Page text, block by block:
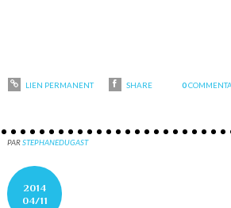
LIEN PERMANENT SHARE 0
PARSTEPHANEDUGAST
2014
04/11